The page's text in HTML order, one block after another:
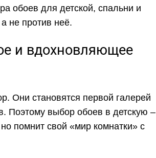
обоев для детской, спальни и
не против неё.
и вдохновляющее
Они становятся первой галерей
Поэтому выбор обоев в детскую –
помнит свой «мир комнатки» с